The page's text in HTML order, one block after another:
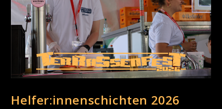
Helfer:innenschichten 2026